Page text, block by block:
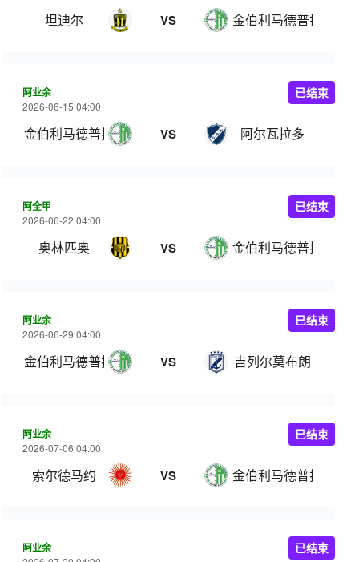
坦迪尔 VS 金伯利马德普拉塔
阿业余
2026-06-15 04:00
金伯利马德普拉塔 VS 阿尔瓦拉多
已结束
阿全甲
2026-06-22 04:00
奥林匹奥 VS 金伯利马德普拉塔
已结束
阿业余
2026-06-29 04:00
金伯利马德普拉塔 VS 吉列尔莫布朗
已结束
阿业余
2026-07-06 04:00
索尔德马约 VS 金伯利马德普拉塔
已结束
阿业余 已结束